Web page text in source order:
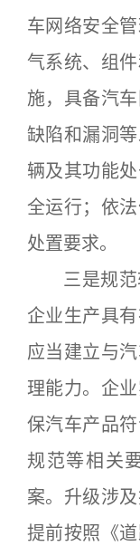
车网络安全
气系统、组
施，具备汽
缺陷和漏洞
辆及其功能
全运行；依
处置要求。
三是规范
企业生产具
应当建立与
理能力。企
保汽车产品
规范等相关
案。升级涉
提前按照《